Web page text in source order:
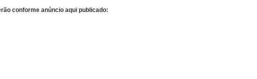
conforme anúncio aqui publicado: